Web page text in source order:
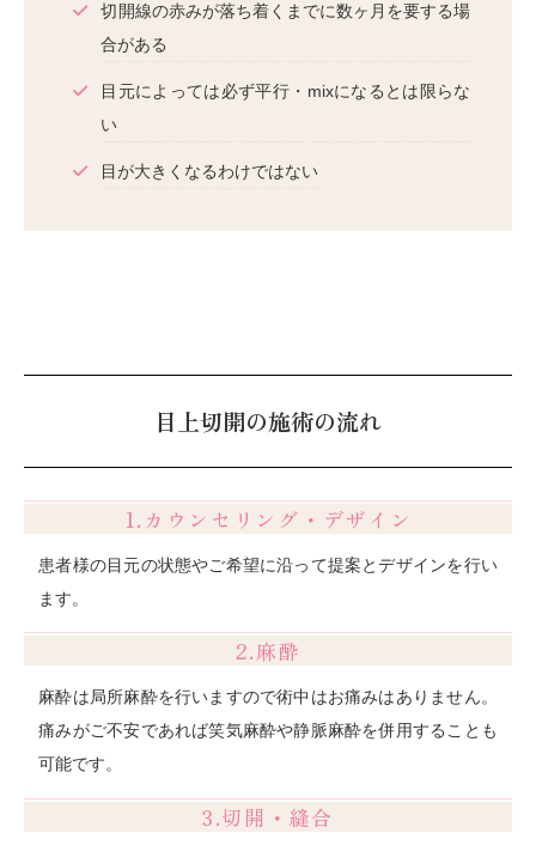
切開線の赤みが落ち着くまでに数ヶ月を要する場
合がある
目元によっては必ず平行・mixになるとは限らな
い
目が大きくなるわけではない
目上切開の施術の流れ
1.カウンセリング・デザイン
患者様の目元の状態やご希望に沿って提案とデザインを行い
ます。
2.麻酔
麻酔は局所麻酔を行いますので術中はお痛みはありません。
痛みがご不安であれば笑気麻酔や静脈麻酔を併用することも
可能です。
3.切開・縫合